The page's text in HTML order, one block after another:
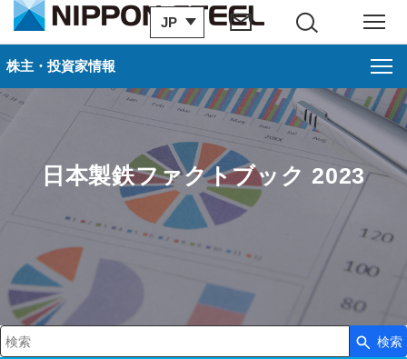
JP
サイト内検索 メニュー
日本製鉄ファクトブック 2023
検索キーワード入力
検索
株主・投資家情報